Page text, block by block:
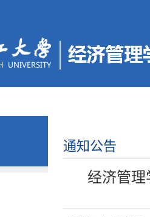
通知公告
经济管理